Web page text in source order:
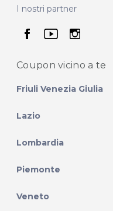
I nostri partner
seguici su
seguici
Coupon vicino a te
Friuli Venezia Giulia
Lazio
Lombardia
Piemonte
Veneto